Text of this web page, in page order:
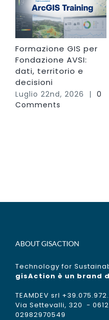
Formazione GIS per
Fondazione AVSI:
dati, territorio e
decisioni
Luglio 22nd, 2026 | 0
Comments
ABOUT GISACTION
Technology for
gisAction è un brand
TEAMDEV srl
Via Settevalli, 320 -
02982970549